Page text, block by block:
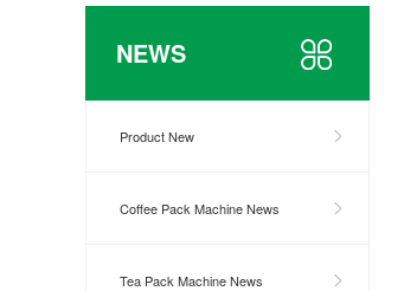
NEWS
Product New
Coffee Pack Machine News
Tea Pack Machine News